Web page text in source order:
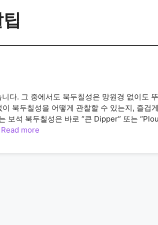
다. 그 중에서도 북두칠성은 망원경 없이도
북두칠성을 어떻게 관찰할 수 있는지, 즐겁
보석 북두칠성은 바로 “큰 Dipper” 또는
Read more